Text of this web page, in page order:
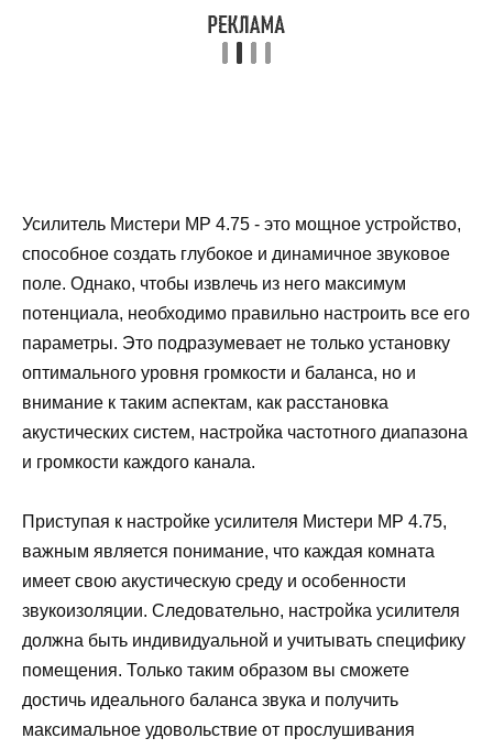
Усилитель Мистери МР 4.75 - это мощное устройство,
способное создать глубокое и динамичное звуковое
поле. Однако, чтобы извлечь из него максимум
потенциала, необходимо правильно настроить все его
параметры. Это подразумевает не только установку
оптимального уровня громкости и баланса, но и
внимание к таким аспектам, как расстановка
акустических систем, настройка частотного диапазона
и громкости каждого канала.
Приступая к настройке усилителя Мистери МР 4.75,
важным является понимание, что каждая комната
имеет свою акустическую среду и особенности
звукоизоляции. Следовательно, настройка усилителя
должна быть индивидуальной и учитывать специфику
помещения. Только таким образом вы сможете
достичь идеального баланса звука и получить
максимальное удовольствие от прослушивания